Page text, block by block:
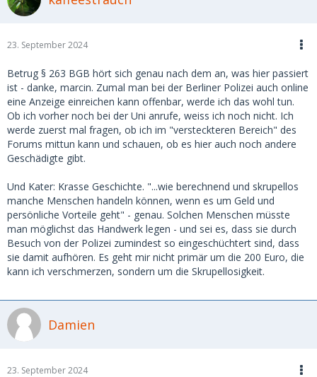
WhatsApp schrieb sie mir dann unverblümt, sie würde mir
Namen, ihre Adresse und sogar ihren Mietvertrag in meinen
Unterlagen hatte. Doch das schien sie keineswegs zu
beeindrucken. Ihre Reaktion war kühl und abweisend: Ich
solle froh sein, wenn ich überhaupt etwas von meinem Geld
zurückbekomme – und das frühestens in einem Jahr.
Daraufhin erstattete ich Anzeige und leitete ein
sendete ich eine Kopie an die Hausverwaltung. Nur kurze
Zeit später war das überwiesene Geld wieder auf meinem
Konto. Was ich damit verdeutlichen möchte, ist, dass sie fest
davon ausging, dass ich früher oder später aufgeben würde
– aus mildtätigen Gründen, weil ich nicht an den Erfolg
glaubte, oder aus welchen Motiven auch immer.
zumindest eine sehr ähnliche Masche – bereits unzählige
Male erfolgreich durchgezogen hat. Vielleicht entdeckst du
Parallelen zu deinen eigenen Erlebnissen. Es zeigt sich
immer wieder, wie berechnend und skrupellos manche
persönliche Vorteile geht.
23. September 2024
Betrug § 263 BGB hört sich genau nach dem an, was hier passiert
ist - danke, marcin. Zumal man bei der Berliner Polizei auch online
eine Anzeige einreichen kann offenbar, werde ich das wohl tun.
Ob ich vorher noch bei der Uni anrufe, weiss ich noch nicht. Ich
werde zuerst mal fragen, ob ich im "versteckteren Bereich" des
Forums mittun kann und schauen, ob es hier auch noch andere
Geschädigte gibt.
Und Kater: Krasse Geschichte. "...wie berechnend und skrupellos
manche Menschen handeln können, wenn es um Geld und
persönliche Vorteile geht" - genau. Solchen Menschen müsste
man möglichst das Handwerk legen - und sei es, dass sie durch
Besuch von der Polizei zumindest so eingeschüchtert sind, dass
sie damit aufhören. Es geht mir nicht primär um die 200 Euro, die
kann ich verschmerzen, sondern um die Skrupellosigkeit.
Damien
23. September 2024